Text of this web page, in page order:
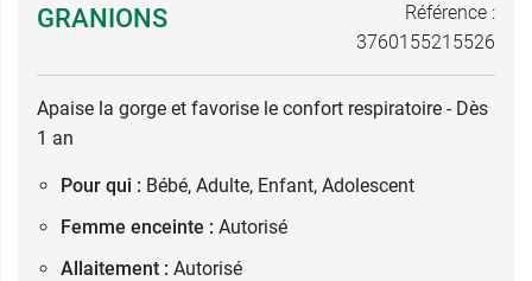
GRANIONS
Référence :
3760155215526
Apaise la gorge et favorise le confort respiratoire - Dès
1 an
Pour qui : Bébé, Adulte, Enfant, Adolescent
Femme enceinte : Autorisé
Allaitement : Autorisé